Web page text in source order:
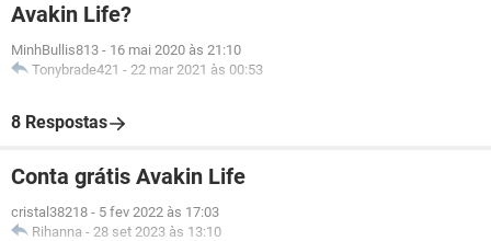
Avakin Life?
MinhBullis813 - 16 mai 2020 às 21:10
Tonybrade421 - 22 mar 2021 às 00:53
8 Respostas
Conta grátis Avakin Life
cristal38218 - 5 fev 2022 às 17:03
Rihanna - 28 set 2023 às 13:10